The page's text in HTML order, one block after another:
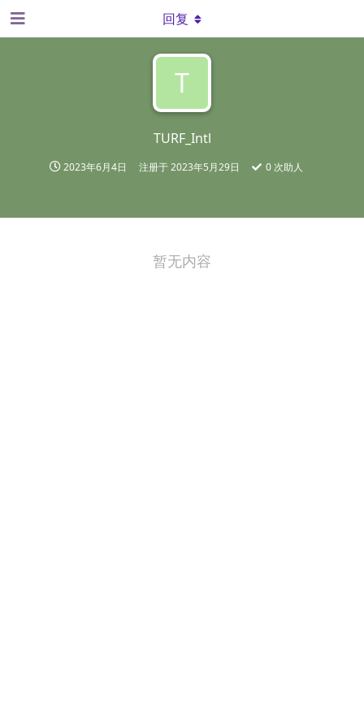
T
TURF_Intl
2023年6月4日 注册于2023年5月29日 0次助人
回复
暂无内容